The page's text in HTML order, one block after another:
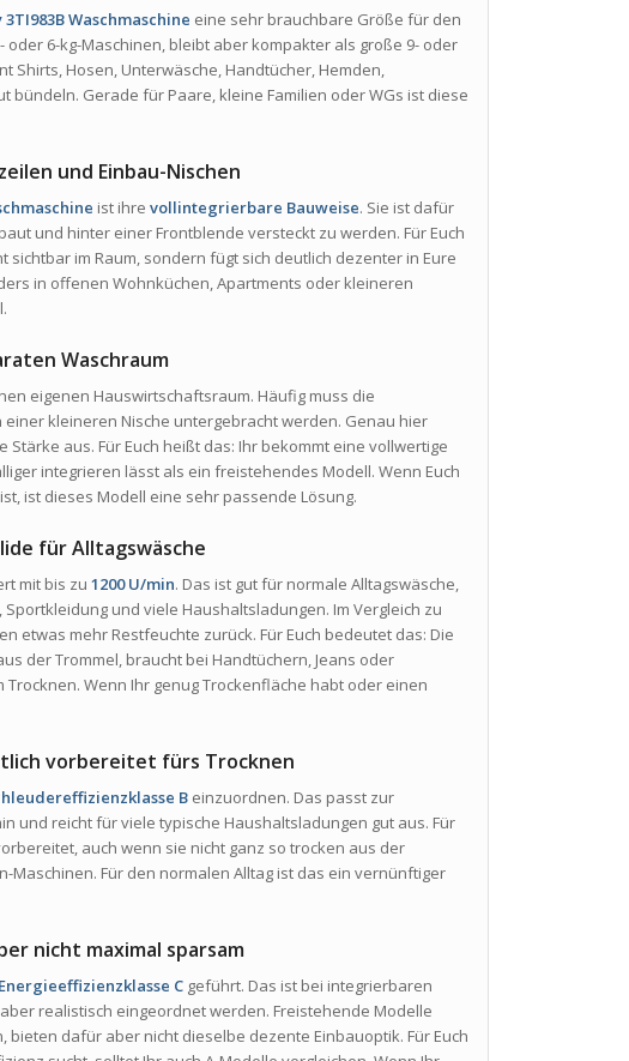
3TI983B Waschmaschine eine sehr brauchbare Größe für den
oder 6-kg-Maschinen, bleibt aber kompakter als große 9- oder
Shirts, Hosen, Unterwäsche, Handtücher, Hemden,
bündeln. Gerade für Paare, kleine Familien oder WGs ist diese
und Einbau-Nischen
ist ihrevollintegrierbare Bauweise. Sie ist dafür
und hinter einer Frontblende versteckt zu werden. Für Euch
sichtbar im Raum, sondern fügt sich deutlich dezenter in Eure
in offenen Wohnküchen, Apartments oder kleineren
Waschraum
eigenen Hauswirtschaftsraum. Häufig muss die
einer kleineren Nische untergebracht werden. Genau hier
Stärke aus. Für Euch heißt das: Ihr bekommt eine vollwertige
integrieren lässt als ein freistehendes Modell. Wenn Euch
ist dieses Modell eine sehr passende Lösung.
für Alltagswäsche
mit bis zu1200 U/min. Das ist gut für normale Alltagswäsche,
und viele Haushaltsladungen. Im Vergleich zu
etwas mehr Restfeuchte zurück. Für Euch bedeutet das: Die
der Trommel, braucht bei Handtüchern, Jeans oder
Wenn Ihr genug Trockenfläche habt oder einen
vorbereitet fürs Trocknen
B einzuordnen. Das passt zur
und reicht für viele typische Haushaltsladungen gut aus. Für
auch wenn sie nicht ganz so trocken aus der
Maschinen. Für den normalen Alltag ist das ein vernünftiger
nicht maximal sparsam
Energieeffizienzklasse C geführt. Das ist bei integrierbaren
realistisch eingeordnet werden. Freistehende Modelle
dafür aber nicht dieselbe dezente Einbauoptik. Für Euch